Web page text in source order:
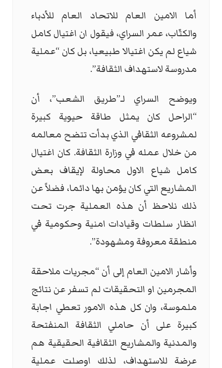
أما الامين العام للاتحاد العام للأدباء
والكتّاب، عمر السراي، فيقول ان اغتيال كامل
شياع لم يكن اغتيالا طبيعيا، بل كان “عملية
مدروسة لاستهداف الثقافة”.
ويوضح السراي لـ”طريق الشعب”، أن
“الراحل كان يمثل طاقة حيوية كبيرة
لمشروعه الثقافي الذي بدأت تتضح معالمه
من خلال عمله في وزارة الثقافة. كان اغتيال
كامل شياع الاول محاولة لإيقاف بعض
المشاريع التي كان يؤمن بها دائما، فضلاً عن
ذلك نلاحظ أن هذه العملية جرت تحت
انظار سلطات وقيادات امنية وحكومية في
منطقة معروفة ومشهودة”.
وأشار الامين العام إلى أن “مجريات ملاحقة
المجرمين او التحقيقات لم تسفر عن نتائج
ملموسة، وان كل هذه الامور تعطي اجابة
كبيرة على أن حاملي الثقافة المنفتحة
والمدنية والمشاريع الثقافية الحقيقية هم
عرضة للاستهداف، لذلك اوصلت عملية